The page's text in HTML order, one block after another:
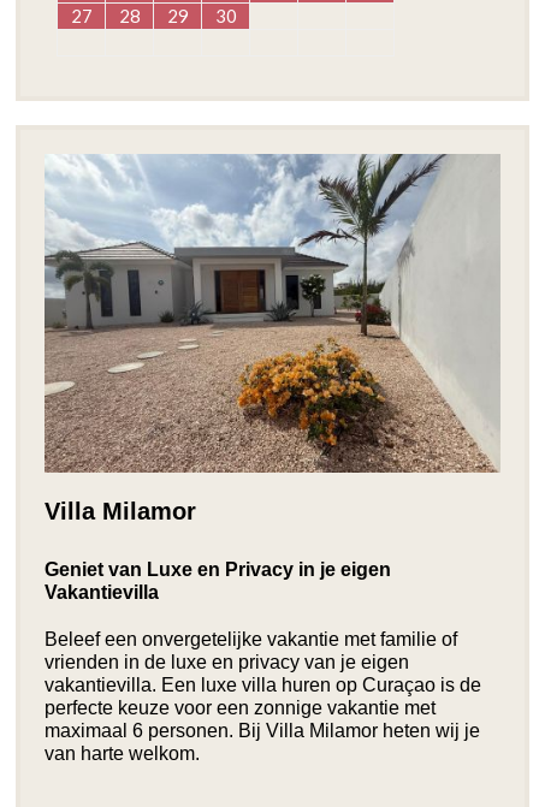
27
28 29 30
Villa Milamor
Geniet van Luxe en Privacy in je eigen
Vakantievilla
Beleef een onvergetelijke vakantie met familie of
vrienden in de luxe en privacy van je eigen
vakantievilla. Een luxe villa huren op Curaçao is de
perfecte keuze voor een zonnige vakantie met
maximaal 6 personen. Bij Villa Milamor heten wij je
van harte welkom.